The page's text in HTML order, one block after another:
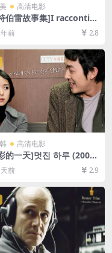
高清电影
伯雷故事集]I racconti d
(1972)[百度网
克网盘1080P超清未删
7.8GB][中文字幕]
前 2.8
高清电影
的一天]멋진 하루 (2008)
网盘+夸克网盘1080P超
删减资源][网盘在线播放/
][MP4/8.4GB][中文字幕]
前 2.9